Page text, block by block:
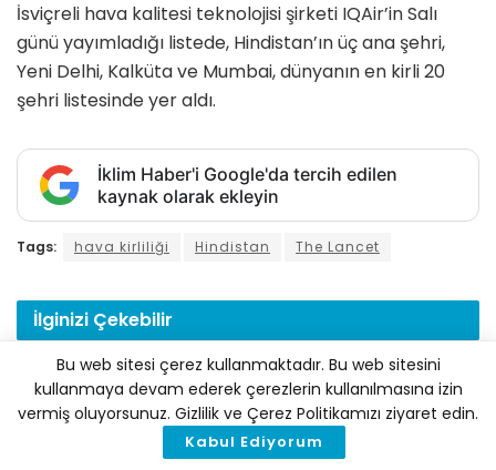
İsviçreli hava kalitesi teknolojisi şirketi IQAir’in Salı
günü yayımladığı listede, Hindistan’ın üç ana şehri,
Yeni Delhi, Kalküta ve Mumbai, dünyanın en kirli 20
şehri listesinde yer aldı.
İklim Haber'i Google'da tercih edilen
kaynak olarak ekleyin
Tags: hava kirliliği Hindistan The Lancet
İlginizi Çekebilir
Bu web sitesi çerez kullanmaktadır. Bu web sitesini
kullanmaya devam ederek çerezlerin kullanılmasına izin
vermiş oluyorsunuz. Gizlilik ve Çerez Politikamızı ziyaret edin.
Kabul Ediyorum